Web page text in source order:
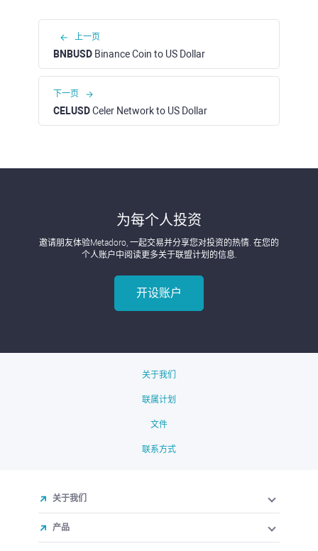
上一页
BNBUSD Binance Coin to US Dollar
下一页
CELUSDCeler Network to US Dollar
为每个人投资
邀请朋友体验Metadoro, 一起交易并分享您对投资的热情. 在您的
个人账户中阅读更多关于联盟计划的信息.
开设账户
关于我们
联属计划
文件
联系方式
关于我们
产品